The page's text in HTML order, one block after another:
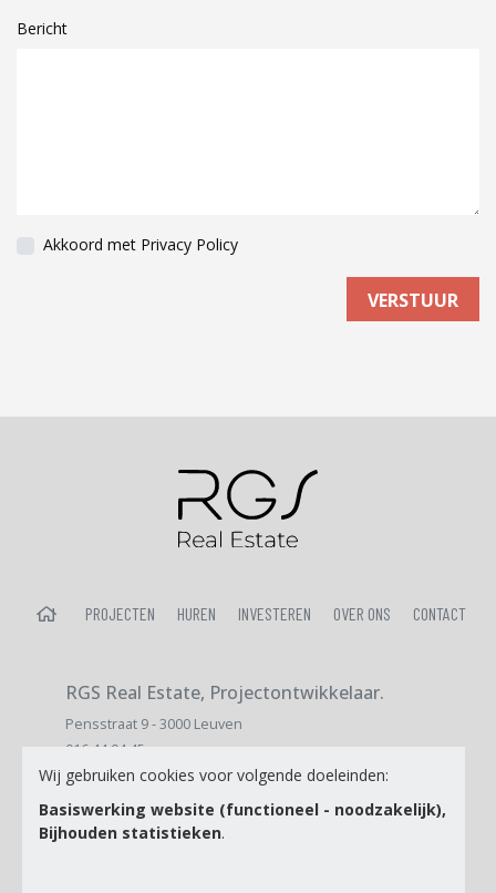
Bericht
Akkoord met Privacy Policy
HOME PROJECTEN HUREN INVESTEREN OVER ONS CONTACT
RGS Real Estate, Projectontwikkelaar.
Pensstraat 9 - 3000 Leuven
016 44 04 45
sales@immopatrimo.be
Wij gebruiken cookies voor volgende doeleinden:
Basiswerking website (functioneel - noodzakelijk),
Bijhouden statistieken.